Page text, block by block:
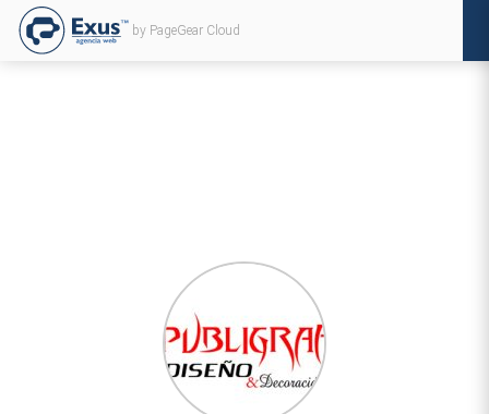
by PageGear Cloud